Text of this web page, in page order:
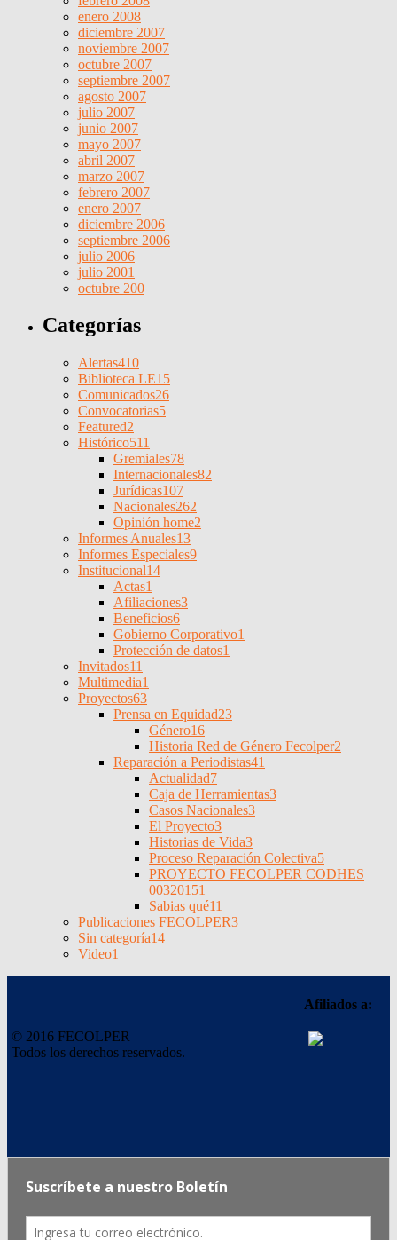
enero 2008
diciembre 2007
noviembre 2007
octubre 2007
septiembre 2007
agosto 2007
julio 2007
junio 2007
mayo 2007
abril 2007
marzo 2007
febrero 2007
enero 2007
diciembre 2006
septiembre 2006
julio 2006
julio 2001
octubre 200
Categorías
Alertas410
Biblioteca LE15
Comunicados26
Convocatorias5
Featured2
Histórico511
Gremiales78
Internacionales82
Jurídicas107
Nacionales262
Opinión home2
Informes Anuales13
Informes Especiales9
Institucional14
Actas1
Afiliaciones3
Beneficios6
Gobierno Corporativo1
Protección de datos1
Invitados11
Multimedia1
Proyectos63
Prensa en Equidad23
Género16
Historia Red de Género Fecolper2
Reparación a Periodistas41
Actualidad7
Caja de Herramientas3
Casos Nacionales3
El Proyecto3
Historias de Vida3
Proceso Reparación Colectiva5
PROYECTO FECOLPER CODHES
00320151
Sabias qué11
Publicaciones FECOLPER3
Sin categoría14
Video1
© 2016 FECOLPER
Todos los derechos reservados.
Afiliados a: